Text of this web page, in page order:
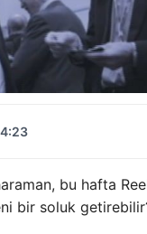
bu hafta
bir soluk